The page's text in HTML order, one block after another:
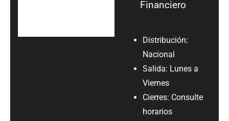
Financiero
Distribución:
Nacional
Salida: Lunes a
Viernes
Cierres: Consulte
horarios